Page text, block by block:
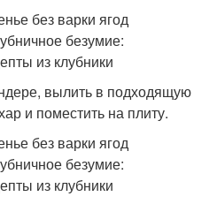
вылить в подходящую
и поместить на плиту.